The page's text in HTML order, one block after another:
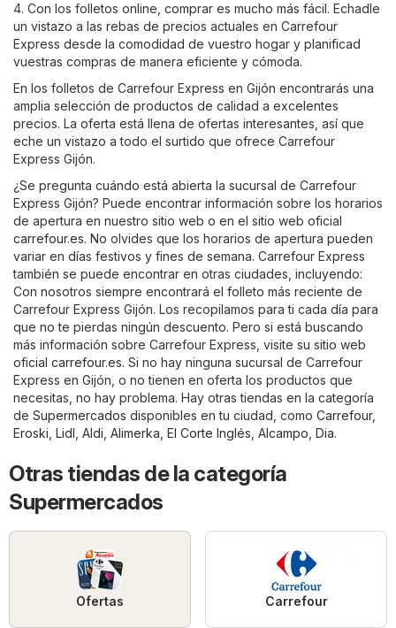
4. Con los folletos online, comprar es mucho más fácil. Echadle
un vistazo a las rebas de precios actuales en Carrefour
Express desde la comodidad de vuestro hogar y planificad
vuestras compras de manera eficiente y cómoda.
En los folletos de Carrefour Express en Gijón encontrarás una
amplia selección de productos de calidad a excelentes
precios. La oferta está llena de ofertas interesantes, así que
eche un vistazo a todo el surtido que ofrece Carrefour
Express Gijón.
¿Se pregunta cuándo está abierta la sucursal de Carrefour
Express Gijón? Puede encontrar información sobre los horarios
de apertura en nuestro sitio web o en el sitio web oficial
carrefour.es. No olvides que los horarios de apertura pueden
variar en días festivos y fines de semana. Carrefour Express
también se puede encontrar en otras ciudades, incluyendo:
Con nosotros siempre encontrará el folleto más reciente de
Carrefour Express Gijón. Los recopilamos para ti cada día para
que no te pierdas ningún descuento. Pero si está buscando
más información sobre Carrefour Express, visite su sitio web
oficial carrefour.es. Si no hay ninguna sucursal de Carrefour
Express en Gijón, o no tienen en oferta los productos que
necesitas, no hay problema. Hay otras tiendas en la categoría
de Supermercados disponibles en tu ciudad, como Carrefour,
Eroski Lidl Aldi Alimerka El Corte Inglés Alcampo Dia.
Otras tiendas de la categoría
Supermercados
Ofertas Carrefour